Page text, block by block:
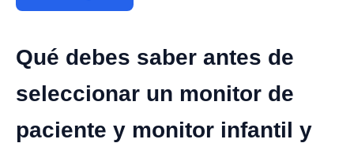
Qué debes saber antes de
seleccionar un monitor de
paciente y monitor infantil y